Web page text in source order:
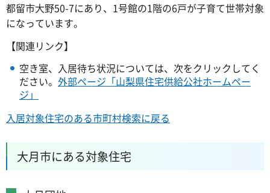
都留市大野50-7にあり、1号館の1階の6戸が子育て世帯対象
になっています。
【関連リンク】
空き室、入居待ち状況については、次をクリックしてく
ださい。 外部ページ「山梨県住宅供給公社ホームペー
ジ」
入居対象住宅のある市町村検索に戻る
大月市にある対象住宅